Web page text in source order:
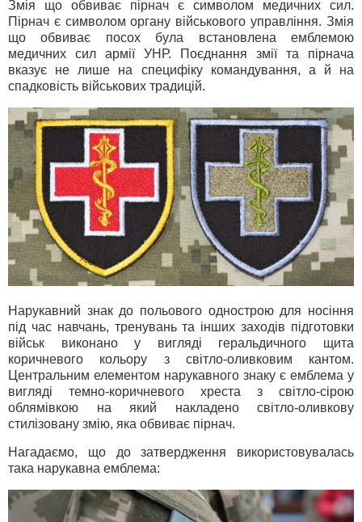
Змія що обвиває пірнач є символом медичних сил.
Пірнач є символом органу військового управління. Змія
що обвиває посох була встановлена емблемою
медичних сил армії УНР. Поєднання змії та пірнача
вказує не лише на специфіку командування, а й на
спадковість військових традицій.
Нарукавний знак до польового однострою для носіння
під час навчань, тренувань та інших заходів підготовки
військ виконано у вигляді геральдичного щита
коричневого кольору з світло-оливковим кантом.
Центральним елементом нарукавного знаку є емблема у
вигляді темно-коричневого хреста з світло-сірою
облямівкою на який накладено світло-оливкову
стилізовану змію, яка обвиває пірнач.
Нагадаємо, що до затвердження використовувалась
така нарукавна емблема: